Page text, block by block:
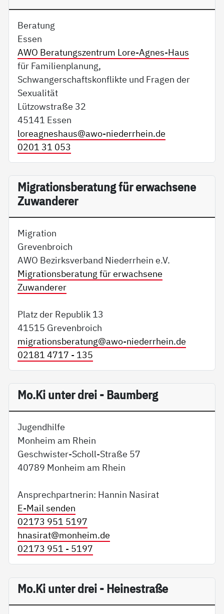
Beratung
Essen
AWO Beratungszentrum Lore-Agnes-Haus
für Familienplanung,
Schwangerschaftskonflikte und Fragen der
Sexualität
Lützowstraße 32
45141 Essen
loreagneshaus@awo-niederrhein.de
0201 31 053
Migrationsberatung für erwachsene
Zuwanderer
Migration
Grevenbroich
AWO Bezirksverband Niederrhein e.V.
Migrationsberatung für erwachsene
Zuwanderer
Platz der Republik 13
41515 Grevenbroich
migrationsberatung@awo-niederrhein.de
02181 4717 - 135
Mo.Ki unter drei - Baumberg
Jugendhilfe
Monheim am Rhein
Geschwister-Scholl-Straße 57
40789 Monheim am Rhein
Ansprechpartnerin: Hannin Nasirat
E-Mail senden
02173 951 5197
hnasirat@monheim.de
02173 951 - 5197
Mo.Ki unter drei - Heinestraße